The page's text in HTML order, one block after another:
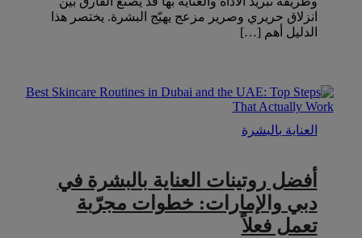
انزلاق حريري وصرير مزعج يهيّج البشرة. يختصر هذا
الدليل أهم […]
العناية بالبشرة
أفضل روتينات العناية بالبشرة في
دبي والإمارات: خطوات مجرّبة
تعمل فعلاً